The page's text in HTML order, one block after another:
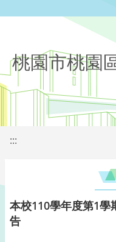
桃園市桃園
:::
本校110學年度第1學
告